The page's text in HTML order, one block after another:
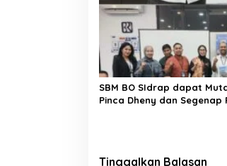
SBM BO SIdrap dapat
Pinca Dheny dan Segenap
Tinggalkan Balasan